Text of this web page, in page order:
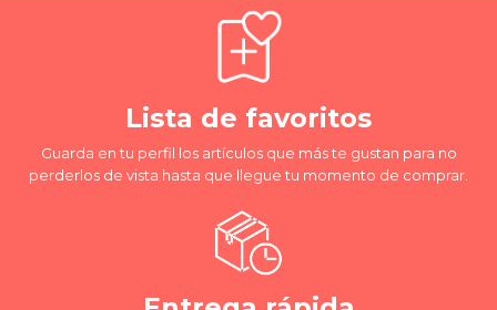
Lista de favoritos
Guarda en tu perfil los artículos que más te gustan para no
perderlos de vista hasta que llegue tu momento de comprar.